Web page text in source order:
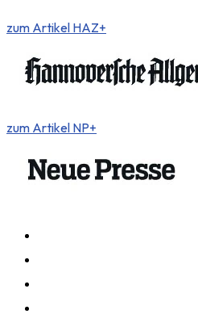
zum Artikel HAZ+
zum Artikel NP+